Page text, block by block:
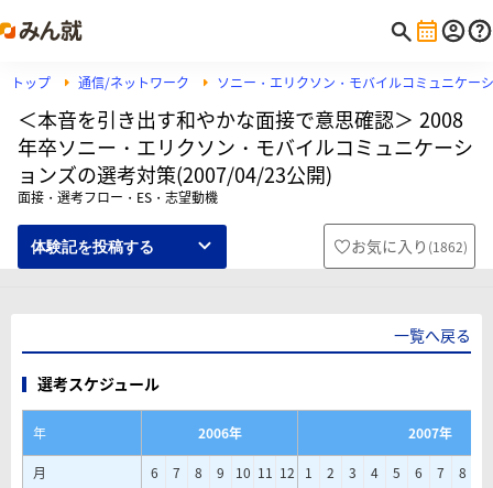
トップ 通信/ネットワーク ソニー・エリクソン・モバイルコミュニケー
＜本音を引き出す和やかな面接で意思確認＞ 2008
年卒ソニー・エリクソン・モバイルコミュニケーシ
ョンズの選考対策(2007/04/23公開)
面接・選考フロー・ES・志望動機
体験記を投稿する お気に入り (1862)
一覧へ戻る
選考スケジュール
年 2006年
2007年
月
6 7 8 9 10 11 12 1 2 3 4 5 6 7 8